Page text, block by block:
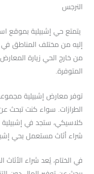
النرجس
يتمتع حي إشبيلية بموقع
إليه من مختلف المناطق في
من خارج الحي زيارة
المتوفرة.
توفر معارض إشبيلية
الطرازات. سواء كنت تبحث
كلاسيكي، ستجد في
شراء أثاث مستعمل بحي
في الختام، يُعد شراء الأثاث